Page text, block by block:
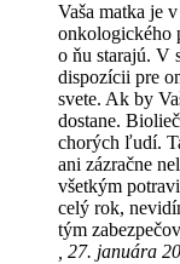
Vaša matka je
onkologického
o ňu starajú. V
dispozícii pre
svete. Ak by
dostane.
chorých ľudí.
ani zázračne
všetkým
celý rok,
tým
, 27. januára